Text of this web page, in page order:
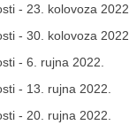
- 23. kolovoza 2022.
- 30. kolovoza 2022.
- 6. rujna 2022.
- 13. rujna 2022.
- 20. rujna 2022.